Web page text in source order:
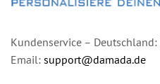
Kundenservice – Deutschland:
Email: support@damada.de